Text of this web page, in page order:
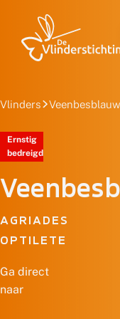
Vlinders
Ernstig
bedreigd
AGRIADES
OPTILETE
Ga direct
naar